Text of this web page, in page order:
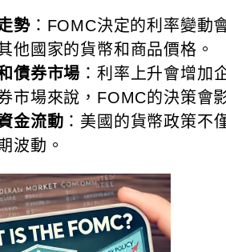
勢：FOMC決定的利率變動
他國家的貨幣和商品價格。
債券市場 ：利率上升會增加
市場來說，FOMC的決策會
金流動 ：美國的貨幣政策不
波動。